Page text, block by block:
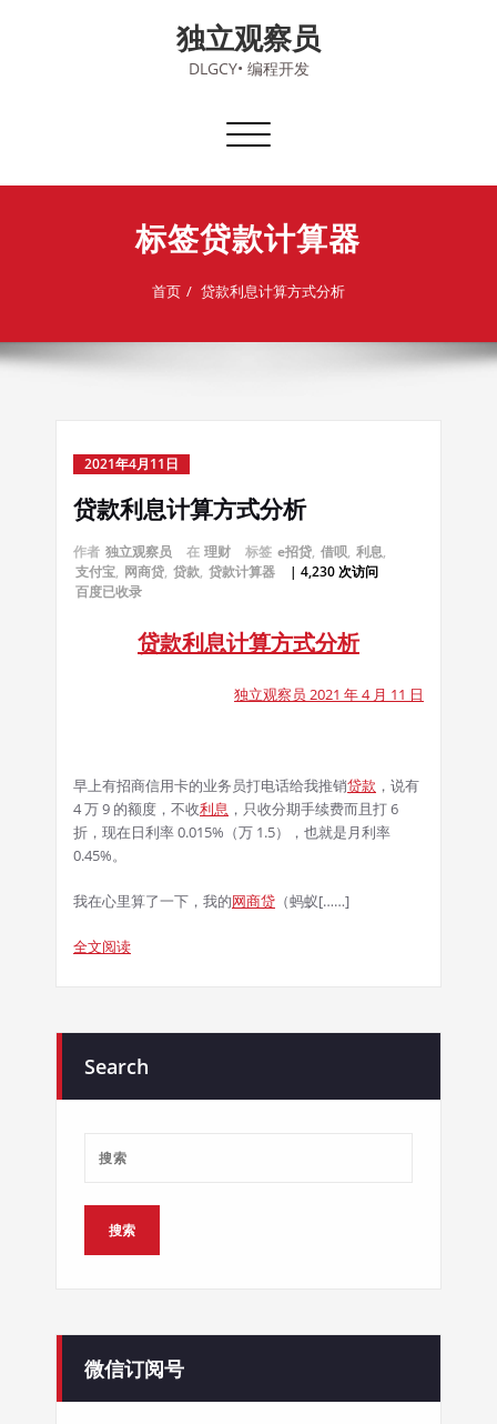
独立观察员
DLGCY• 编程开发
切
导
标签贷款计算器
首页 贷款利息计算方式分析
2021年4月11日
贷款利息计算方式分析
作者 独立观察员 在 理财 标签 e招贷, 借呗, 利息,
支付宝, 网商贷, 贷款, 贷款计算器
| 4,230 次访问
百度已收录
贷款利息计算方式分析
独立观察员 2021 年 4 月 11 日
早上有招商信用卡的业务员打电话给我推销贷款 ，说有
4 万 9 的额度，不收利息 ，只收分期手续费而且打 6
折，现在日利率 0.015%（万 1.5），也就是月利率
0.45%。
我在心里算了一下，我的网商贷 （蚂蚁[……]
全文阅读
Search
微信订阅号